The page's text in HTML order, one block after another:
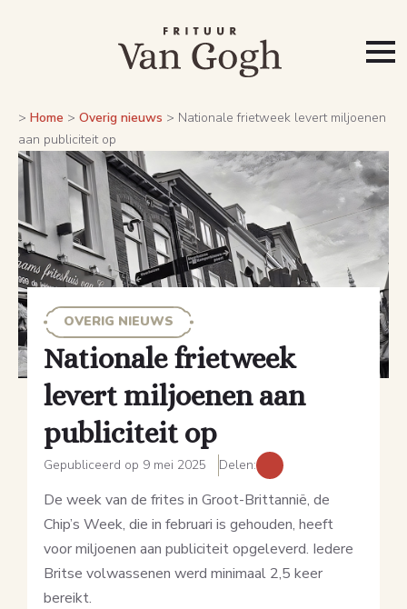
> Home > Overig nieuws > Nationale frietweek levert miljoenen
aan publiciteit op
OVERIG NIEUWS
Nationale frietweek
levert miljoenen aan
publiciteit op
Gepubliceerd op 9 mei 2025 Delen:
De week van de frites in Groot-Brittannië, de
Chip’s Week, die in februari is gehouden, heeft
voor miljoenen aan publiciteit opgeleverd. Iedere
Britse volwassenen werd minimaal 2,5 keer
bereikt.